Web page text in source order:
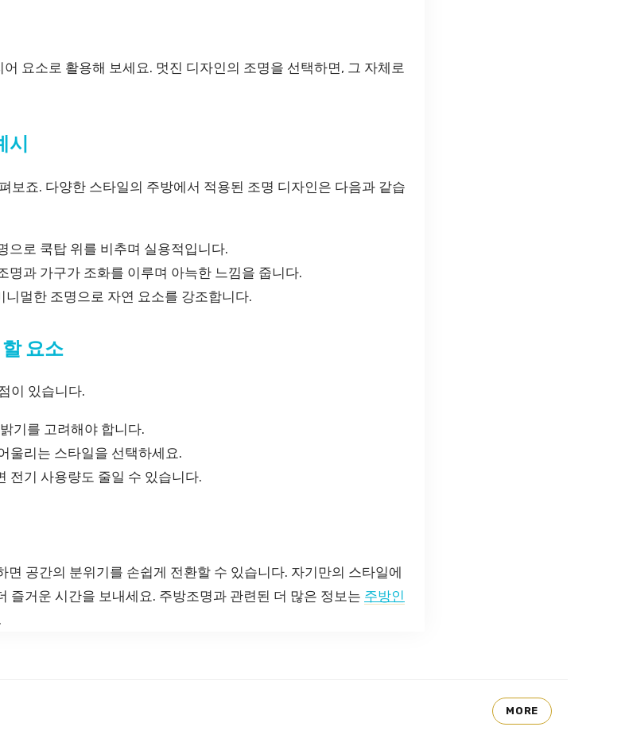
요소로 활용해 보세요. 멋진 디자인의 조명을 선택하면, 그 자체로
보죠. 다양한 스타일의 주방에서 적용된 조명 디자인은 다음과 같습
으로 쿡탑 위를 비추며 실용적입니다.
명과 가구가 조화를 이루며 아늑한 느낌을 줍니다.
멀한 조명으로 자연 요소를 강조합니다.
요소
이 있습니다.
기를 고려해야 합니다.
울리는 스타일을 선택하세요.
전기 사용량도 줄일 수 있습니다.
공간의 분위기를 손쉽게 전환할 수 있습니다. 자기만의 스타일에
즐거운 시간을 보내세요. 주방조명과 관련된 더 많은 정보는 주방인
MORE